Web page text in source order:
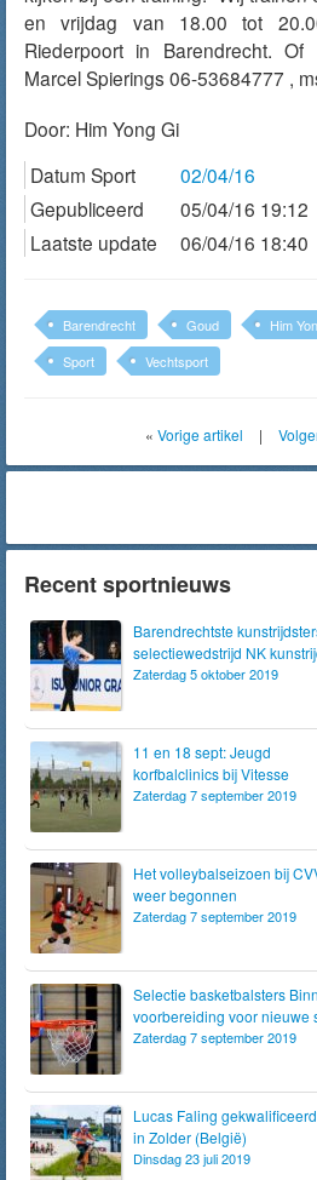
en vrijdag van 18.00 tot
Riederpoort in Barendrecht.
Marcel Spierings 06-53684777 ,
Door: Him Yong Gi
Datum Sport
02/04/16
Gepubliceerd
05/04/16 19:12
Laatste update
06/04/16 18:40
Barendrecht Goud Him
Sport
Vechtsport
« Vorige artikel |
Recent sportnieuws
Barendrechtste
selectiewedstrijd NK
Zaterdag 5 oktober 2019
11 en 18 sept: Jeugd
korfbalclinics bij Vitesse
Zaterdag 7 september 2019
Het volleybalseizoen bij
weer begonnen
Zaterdag 7 september 2019
Selectie basketbalsters
voorbereiding voor nieuwe
Zaterdag 7 september 2019
Lucas Faling
in Zolder (België)
Dinsdag 23 juli 2019